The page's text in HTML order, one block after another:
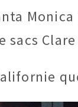
sacs